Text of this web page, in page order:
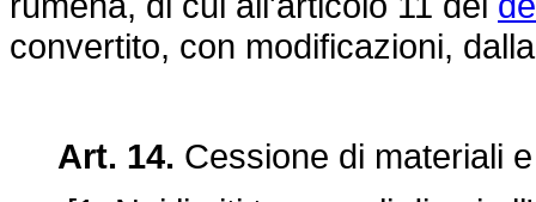
convertito, con modificazioni,
Art. 14. Cessione di materiali